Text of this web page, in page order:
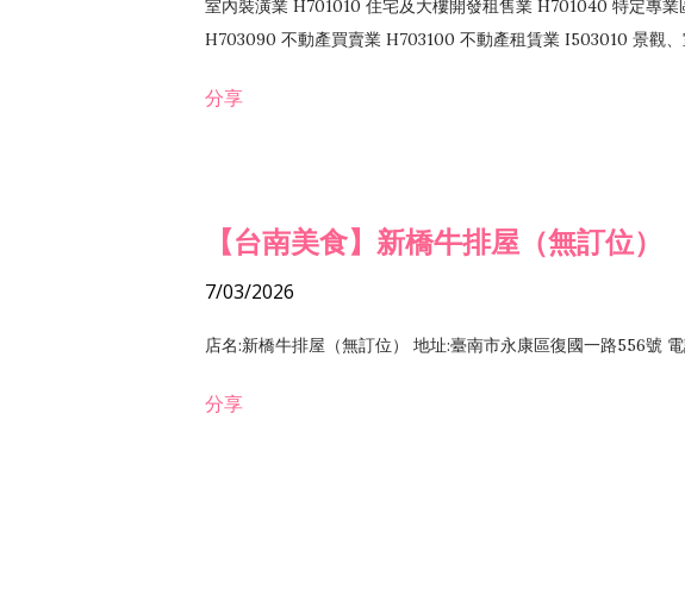
室內裝潢業 H701010 住宅及大樓開發租售業 H701040 特定專
H703090 不動產買賣業 H703100 不動產租賃業 I503010 景觀
分享
【台南美食】新橋牛排屋（無訂位）
7/03/2026
店名:新橋牛排屋（無訂位） 地址:臺南市永康區復國一路556號
分享